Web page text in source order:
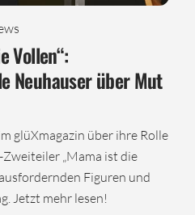
Vollen“:
Neuhauser über Mut
glüXmagazin über ihre Rolle
„Mama ist die
Figuren und
Jetzt mehr lesen!